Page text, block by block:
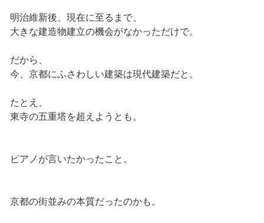
明治維新後、現在に至るまで、
大きな建造物建立の機会がなかっただけで。
だから、
今、京都にふさわしい建築は現代建築だと。
たとえ、
東寺の五重塔を超えようとも。
ピアノが言いたかったこと。
京都の街並みの本質だったのかも。